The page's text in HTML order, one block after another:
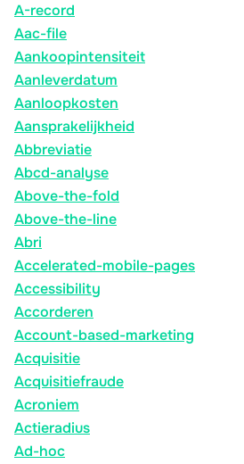
A-record
Aac-file
Aankoopintensiteit
Aanleverdatum
Aanloopkosten
Aansprakelijkheid
Abbreviatie
Abcd-analyse
Above-the-fold
Above-the-line
Abri
Accelerated-mobile-pages
Accessibility
Accorderen
Account-based-marketing
Acquisitie
Acquisitiefraude
Acroniem
Actieradius
Ad-hoc